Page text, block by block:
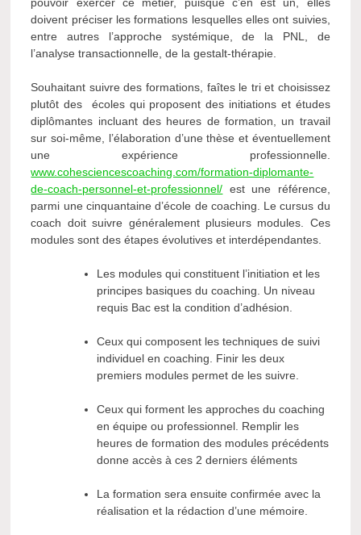
doivent préciser les formations lesquelles elles ont suivies,
entre autres l’approche systémique, de la PNL, de
l’analyse transactionnelle, de la gestalt-thérapie.
Souhaitant suivre des formations, faîtes le tri et choisissez
plutôt des écoles qui proposent des initiations et études
diplômantes incluant des heures de formation, un travail
sur soi-même, l’élaboration d’une thèse et éventuellement
une expérience professionnelle.
www.cohesciencescoaching.com/formation-diplomante-
de-coach-personnel-et-professionnel/ est une référence,
parmi une cinquantaine d’école de coaching. Le cursus du
coach doit suivre généralement plusieurs modules. Ces
modules sont des étapes évolutives et interdépendantes.
Les modules qui constituent l’initiation et les
principes basiques du coaching. Un niveau
requis Bac est la condition d’adhésion.
Ceux qui composent les techniques de suivi
individuel en coaching. Finir les deux
premiers modules permet de les suivre.
Ceux qui forment les approches du coaching
en équipe ou professionnel. Remplir les
heures de formation des modules précédents
donne accès à ces 2 derniers éléments
La formation sera ensuite confirmée avec la
réalisation et la rédaction d’une mémoire.